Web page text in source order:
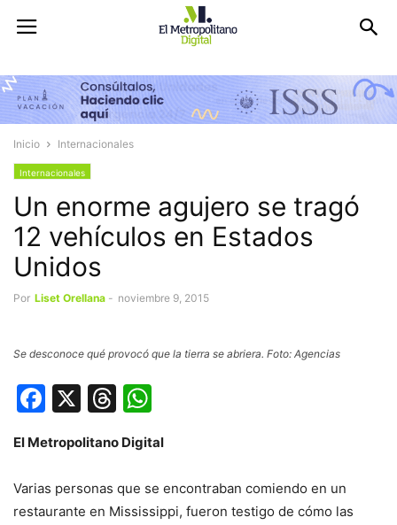
Inicio Internacionales
Internacionales
Un enorme agujero se tragó
12 vehículos en Estados
Unidos
Por Liset Orellana - noviembre 9, 2015
Se desconoce qué provocó que la tierra se abriera. Foto: Agencias
Facebook
X Threads
El Metropolitano Digital
Varias personas que se encontraban comiendo en un
restaurante en Mississippi, fueron testigo de cómo las